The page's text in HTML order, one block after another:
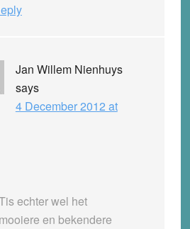
Jan Willem Nienhuys
says
4 December 2012 at
echter wel het
mooiere en bekendere